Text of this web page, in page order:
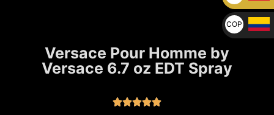
Versace Pour Homme by
Versace 6.7 oz EDT Spray

U$
COP
$